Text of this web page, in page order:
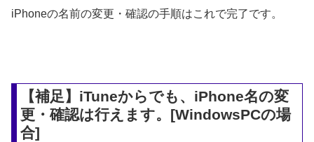
iPhoneの名前の変更・確認の手順はこれで完了です。
【補足】iTuneからでも、iPhone名の変
更・確認は行えます。[WindowsPCの場
合]